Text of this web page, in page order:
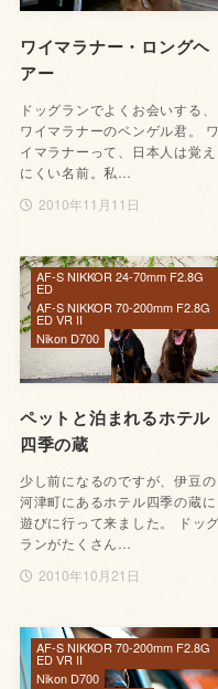
ワイマラナー・ロングヘ
アー
ドッグランでよくお会いする、
ワイマラナーのベンゲル君。 ワ
イマラナーって、日本人は覚え
にくい名前。私…
2010年11月11日
ペットと泊まれるホテル
四季の蔵
少し前になるのですが、伊豆の
河津町にあるホテル四季の蔵に
遊びに行って来ました。 ドッグ
ランがたくさん…
2010年10月21日
AF-S NIKKOR 24-70mm F2.8G
ED
AF-S NIKKOR 70-200mm F2.8G
ED VR II
Nikon D700
AF-S NIKKOR 70-200mm F2.8G
ED VR II
Nikon D700